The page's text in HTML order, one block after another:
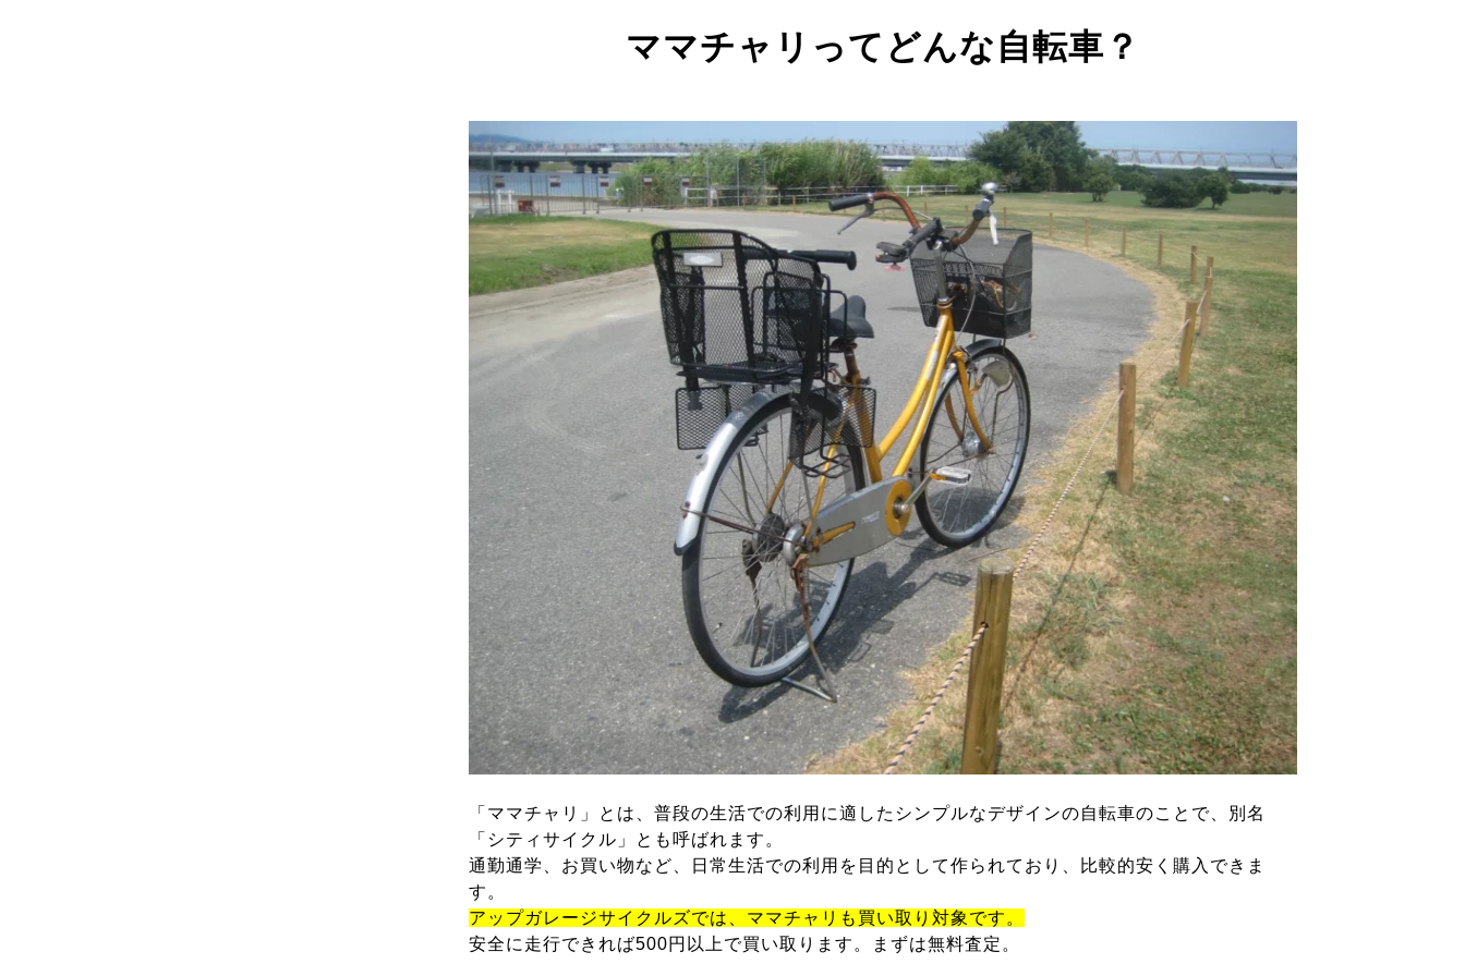
ママチャリってどんな自転車？
「ママチャリ」とは、普段の生活での利用に適したシンプルなデザインの自転車のことで、別名
「シティサイクル」とも呼ばれます。
通勤通学、お買い物など、日常生活での利用を目的として作られており、比較的安く購入できま
す。
アップガレージサイクルズでは、ママチャリも買い取り対象です。
安全に走行できれば500円以上で買い取ります。まずは無料査定。